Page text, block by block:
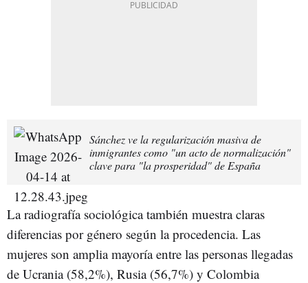
Sánchez ve la regularización masiva de
inmigrantes como "un acto de normalización"
clave para "la prosperidad" de España
La radiografía sociológica también muestra claras
diferencias por género según la procedencia. Las
mujeres son amplia mayoría entre las personas llegadas
de Ucrania (58,2%), Rusia (56,7%) y Colombia